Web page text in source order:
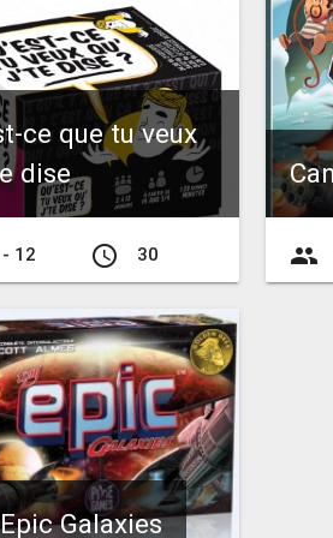
ce que tu veux
dise
12 access_time 30 group
Galaxies